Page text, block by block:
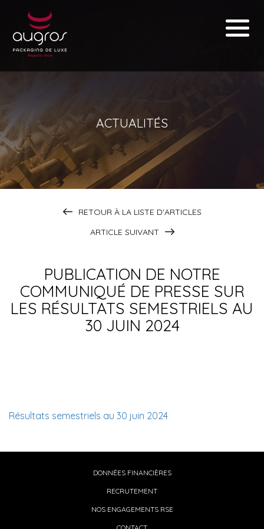
ACTUALITÉS
RETOUR À LA LISTE D'ARTICLES
ARTICLE SUIVANT
PUBLICATION DE NOTRE
COMMUNIQUÉ DE PRESSE SUR
LES RÉSULTATS SEMESTRIELS AU
30 JUIN 2024
Résultats semestriels au 30 juin 2024
DONNÉES FINANCIÈRES
RECRUTEMENT
NOS ENGAGEMENTS RSE